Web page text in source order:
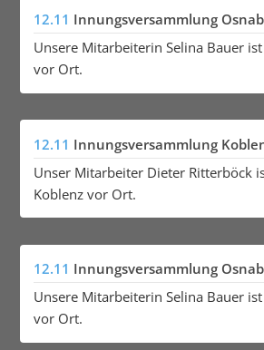
12.11 Innungsversammlung
Unsere Mitarbeiterin Selina Bauer
vor Ort.
12.11 Innungsversammlung
Unser Mitarbeiter Dieter Ritterböck
Koblenz vor Ort.
12.11 Innungsversammlung
Unsere Mitarbeiterin Selina Bauer
vor Ort.